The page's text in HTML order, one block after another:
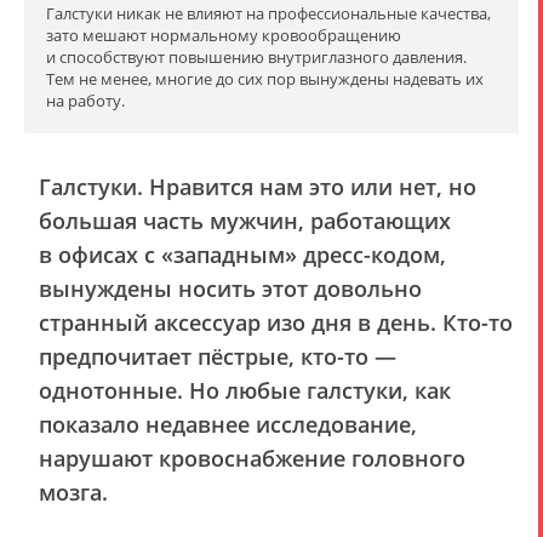
Галстуки никак не влияют на профессиональные качества,
зато мешают нормальному кровообращению
и способствуют повышению внутриглазного давления.
Тем не менее, многие до сих пор вынуждены надевать их
на работу.
Галстуки. Нравится нам это или нет, но
большая часть мужчин, работающих
в офисах с «западным» дресс-кодом,
вынуждены носить этот довольно
странный аксессуар изо дня в день. Кто-то
предпочитает пёстрые, кто-то —
однотонные. Но любые галстуки, как
показало недавнее исследование,
нарушают кровоснабжение головного
мозга.